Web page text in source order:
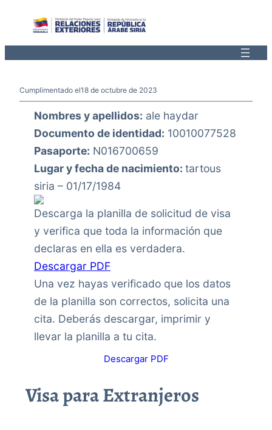
Cumplimentado el18 de octubre de 2023
Nombres y apellidos: ale haydar
Documento de identidad: 10010077528
Pasaporte: N016700659
Lugar y fecha de nacimiento: tartous
siria – 01/17/1984
Descarga la planilla de solicitud de visa
y verifica que toda la información que
declaras en ella es verdadera.
Descargar PDF
Una vez hayas verificado que los datos
de la planilla son correctos, solicita una
cita. Deberás descargar, imprimir y
llevar la planilla a tu cita.
Descargar PDF
Visa para Extranjeros